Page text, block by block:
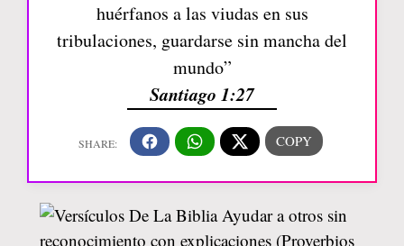
huérfanos a las viudas en sus
tribulaciones, guardarse sin mancha del
mundo”
Santiago 1:27